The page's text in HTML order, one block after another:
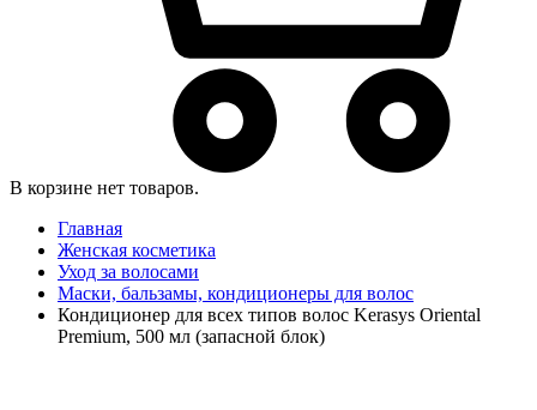
В корзине нет товаров.
Главная
Женская косметика
Уход за волосами
Маски, бальзамы, кондиционеры для волос
Кондиционер для всех типов волос Kerasys Oriental
Premium, 500 мл (запасной блок)